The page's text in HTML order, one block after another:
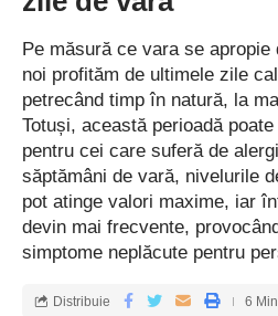
Pe măsură ce vara se
noi profităm de ultimele zile
petrecând timp în natură, la
Totuși, această perioadă
pentru cei care suferă de
săptămâni de vară, nivelurile
pot atinge valori maxime, iar
devin mai frecvente,
simptome neplăcute pentru
Distribuie 6